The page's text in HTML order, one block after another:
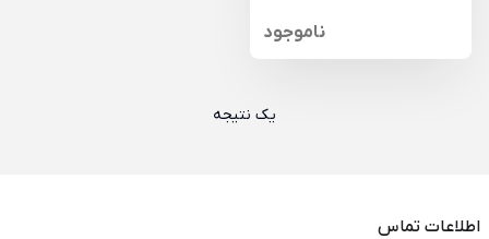
ناموجود
یک نتیجه
اطلاعات تماس